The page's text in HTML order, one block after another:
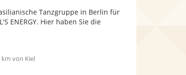
bereit.
Tanzgruppe in Berlin für
ENERGY. Hier haben Sie die
km von Kiel